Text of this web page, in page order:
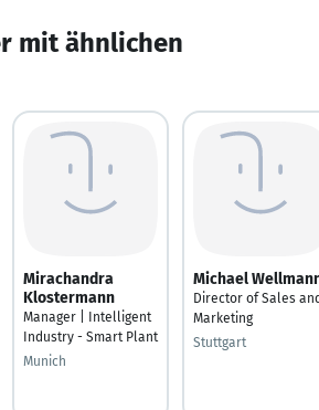
mit ähnlichen
Mirachandra
Klostermann
Manager | Intelligent
Industry - Smart Plant
Munich
Michael
Director of Sales
Marketing
Stuttgart